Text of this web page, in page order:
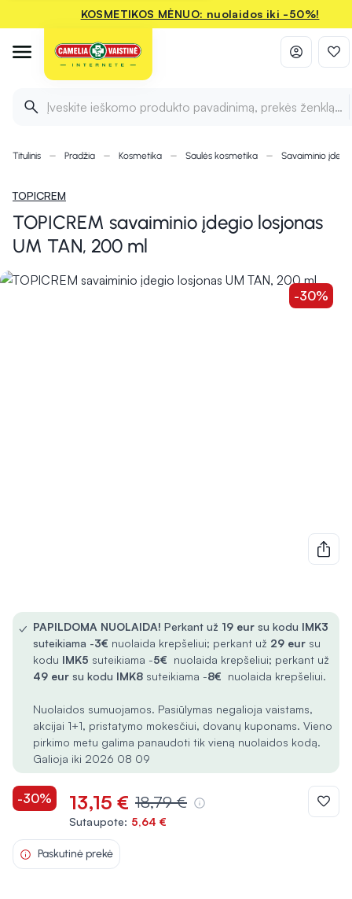
KOSMETIKOS MĖNUO: nuolaidos iki -50%!
Įveskite ieškomo produkto pavadinimą, prekės ženklą ir
Titulinis Pradžia Kosmetika Saulės kosmetika Savaiminio
TOPICREM
TOPICREM savaiminio įdegio losjonas
UM TAN, 200 ml
-30%
Paskutinė prekė
✓ PAPILDOMA NUOLAIDA! Perkant už 19 eur su kodu IMK3
suteikiama -3€ nuolaida krepšeliui; perkant už 29 eur su
kodu IMK5 suteikiama -5€ nuolaida krepšeliui; perkant už
49 eur su kodu IMK8 suteikiama -8€ nuolaida krepšeliui.
Nuolaidos sumuojamos. Pasiūlymas negalioja vaistams,
akcijai 1+1, pristatymo mokesčiui, dovanų kuponams. Vieno
pirkimo metu galima panaudoti tik vieną nuolaidos kodą.
Galioja iki 2026 08 09
-30% 13,15 € 18,79 €
Sutaupote: 5,64 €